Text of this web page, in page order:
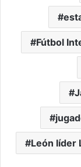
Fútbol
León líder